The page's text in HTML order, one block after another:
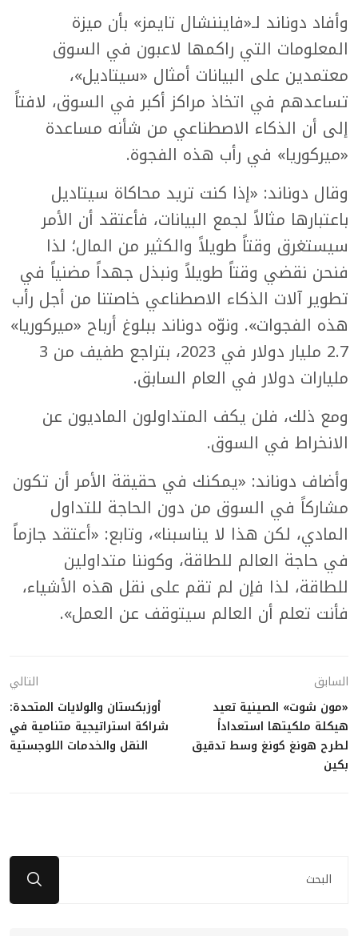
وأفاد دوناند لـ«فايننشال تايمز» بأن ميزة
المعلومات التي راكمها لاعبون في السوق
معتمدين على البيانات أمثال «سيتاديل»،
تساعدهم في اتخاذ مراكز أكبر في السوق، لافتاً
إلى أن الذكاء الاصطناعي من شأنه مساعدة
«ميركوريا» في رأب هذه الفجوة.
وقال دوناند: «إذا كنت تريد محاكاة سيتاديل
باعتبارها مثالاً لجمع البيانات، فأعتقد أن الأمر
سيستغرق وقتاً طويلاً والكثير من المال؛ لذا
فنحن نقضي وقتاً طويلاً ونبذل جهداً مضنياً في
تطوير آلات الذكاء الاصطناعي خاصتنا من أجل رأب
هذه الفجوات». ونوّه دوناند ببلوغ أرباح «ميركوريا»
2.7 مليار دولار في 2023، بتراجع طفيف من 3
مليارات دولار في العام السابق.
ومع ذلك، فلن يكف المتداولون الماديون عن
الانخراط في السوق.
وأضاف دوناند: «يمكنك في حقيقة الأمر أن تكون
مشاركاً في السوق من دون الحاجة للتداول
المادي، لكن هذا لا يناسبنا»، وتابع: «أعتقد جازماً
في حاجة العالم للطاقة، وكوننا متداولين
للطاقة، لذا فإن لم تقم على نقل هذه الأشياء،
فأنت تعلم أن العالم سيتوقف عن العمل».
السابق
«مون شوت» الصينية تعيد
هيكلة ملكيتها استعداداً
لطرح هونغ كونغ وسط تدقيق
بكين
التالي
أوزبكستان والولايات المتحدة:
شراكة استراتيجية متنامية في
النقل والخدمات اللوجستية